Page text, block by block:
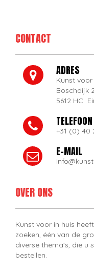
CONTACT
ADRES
Kunst voor
Boschdijk
5612 HC
TELEFOON
+31 (0) 40
E-MAIL
OVER ONS
Kunst voor in huis
zoeken, één van de
diverse thema's, die u
bestellen.